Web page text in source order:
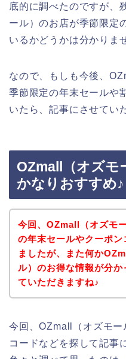
底的に調べたのですが、
ール）のお店が季節限定
いるかどうかは分かりま
なので、もしも今後、
季節限定の年末セールや
いたら、記事にさせてい
OZmall（オズモ
かなりおすすめ♪
今回、OZmall（オズモ
の年末セールやクーポン
ましたが、また何か
ル）のお得な情報が分
ていただきますね♪
今回、OZmall（オズモ
コードなどを探して記事